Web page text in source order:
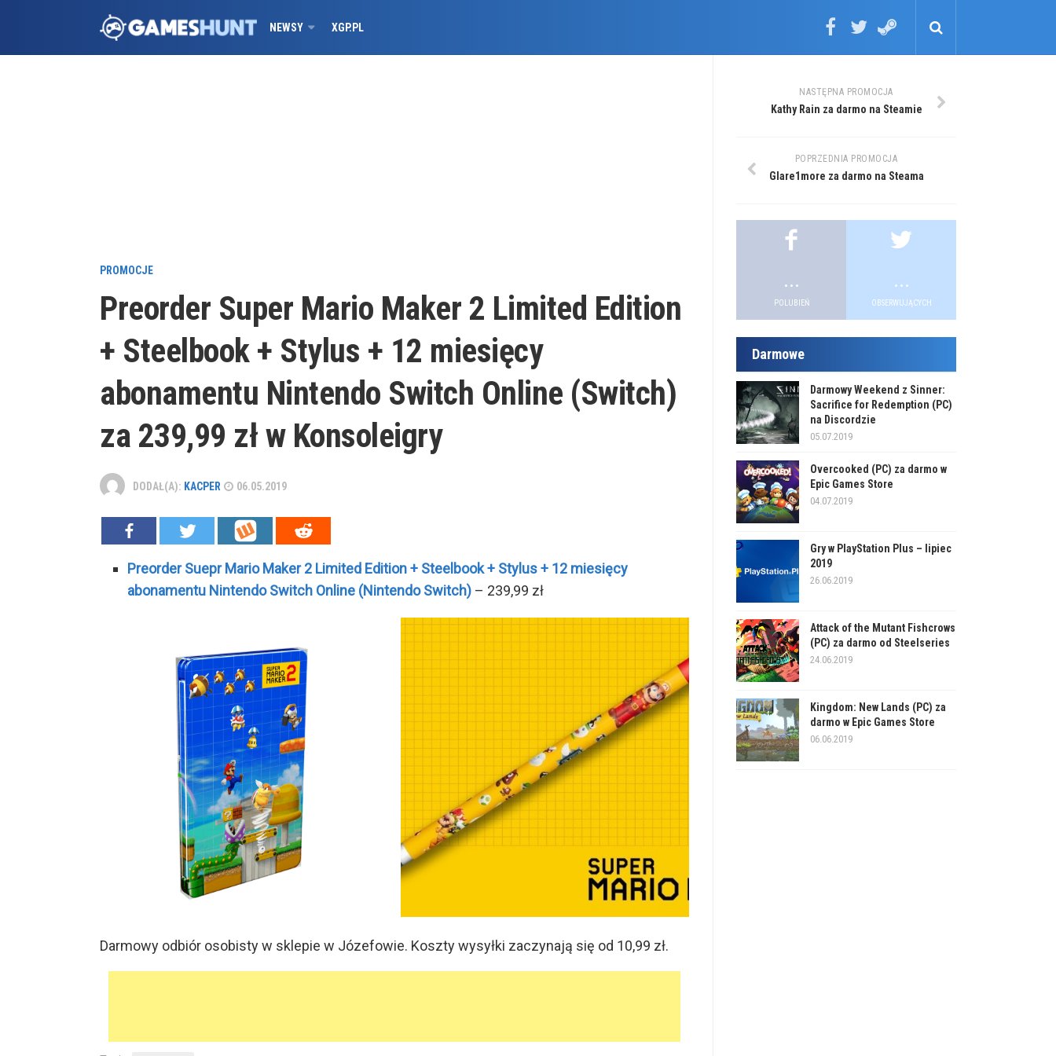
NEWSY XGP.PL
PROMOCJE
Preorder Super Mario Maker 2 Limited Edition
+ Steelbook + Stylus + 12 miesięcy
abonamentu Nintendo Switch Online (Switch)
za 239,99 zł w Konsoleigry
DODAŁ(A): KACPER 06.05.2019
Preorder Suepr Mario Maker 2 Limited Edition + Steelbook + Stylus + 12 miesięcy
abonamentu Nintendo Switch Online (Nintendo Switch) – 239,99 zł
Darmowy odbiór osobisty w sklepie w Józefowie. Koszty wysyłki zaczynają się od 10,99 zł.
NASTĘPNA PROMOCJA
Kathy Rain za darmo na Steamie
POPRZEDNIA PROMOCJA
Glare1more za darmo na Steama
...
POLUBIEŃ
...
OBSERWUJĄCYCH
Darmowe
Darmowy Weekend z Sinner:
Sacrifice for Redemption (PC)
na Discordzie
05.07.2019
Overcooked (PC) za darmo w
Epic Games Store
04.07.2019
Gry w PlayStation Plus – lipiec
2019
26.06.2019
Attack of the Mutant Fishcrows
(PC) za darmo od Steelseries
24.06.2019
Kingdom: New Lands (PC) za
darmo w Epic Games Store
06.06.2019